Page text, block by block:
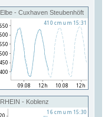
Elbe - Cuxhaven Steubenhöft
RHEIN - Koblenz